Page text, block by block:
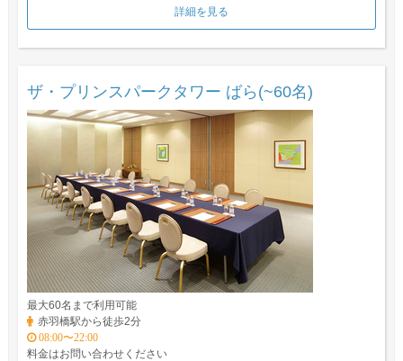
詳細を見る
ザ・プリンスパークタワー ばら(~60名)
最大60名まで利用可能
赤羽橋駅から徒歩2分
08:00〜22:00
料金はお問い合わせください